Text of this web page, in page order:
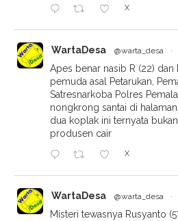
X
WartaDesa @warta_desa ·
Apes benar nasib R (22) dan
pemuda asal Petarukan,
Satresnarkoba Polres
nongkrong santai di
dua koplak ini ternyata
produsen cair
X
WartaDesa @warta_desa ·
Misteri tewasnya Rusyanto